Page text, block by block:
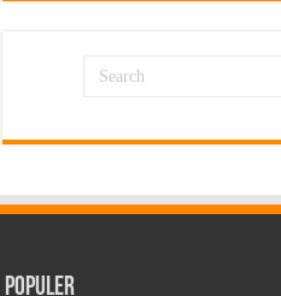
Populer